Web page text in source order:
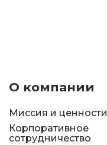
О компании
Миссия и ценности
Корпоративное
сотрудничество